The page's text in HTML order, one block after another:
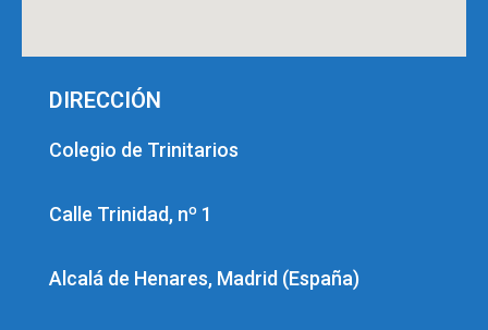
DIRECCIÓN
Colegio de Trinitarios
Calle Trinidad, nº 1
Alcalá de Henares, Madrid (España)